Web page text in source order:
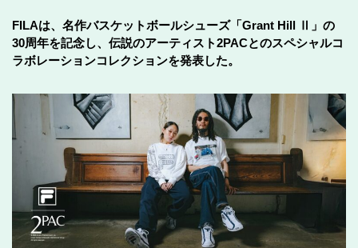
FILAは、名作バスケットボールシューズ「Grant Hill Ⅱ」の
30周年を記念し、伝説のアーティスト2PACとのスペシャルコ
ラボレーションコレクションを発表した。